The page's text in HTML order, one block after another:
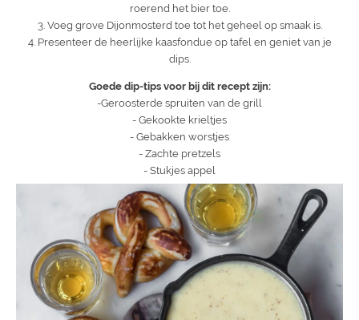
roerend het bier toe.
3. Voeg grove Dijonmosterd toe tot het geheel op smaak is.
4. Presenteer de heerlijke kaasfondue op tafel en geniet van je
dips.
Goede dip-tips voor bij dit recept zijn:
-Geroosterde spruiten van de grill
- Gekookte krieltjes
- Gebakken worstjes
- Zachte pretzels
- Stukjes appel